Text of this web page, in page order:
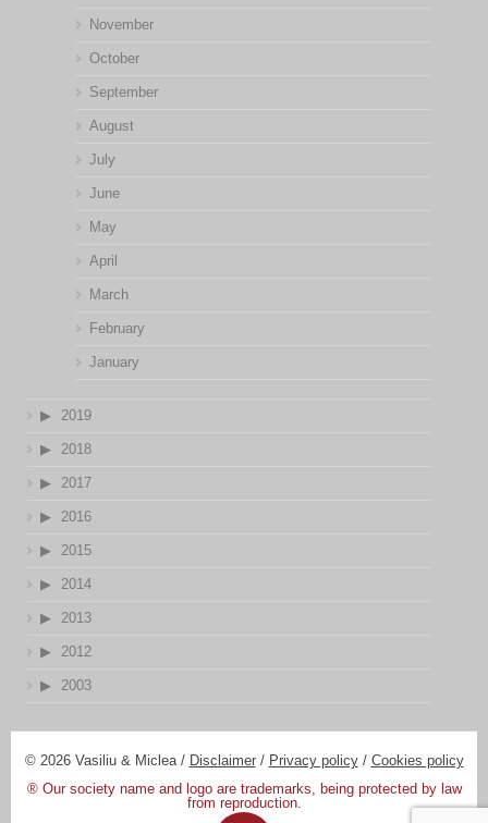
November
October
September
August
July
June
May
April
March
February
January
2019
2018
2017
2016
2015
2014
2013
2012
2003
© 2026 Vasiliu & Miclea / Disclaimer/ Privacy policy/ Cookies policy
® Our society name and logo are trademarks, being protected by law
from reproduction.